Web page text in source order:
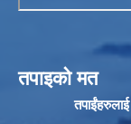
तपाइको मत